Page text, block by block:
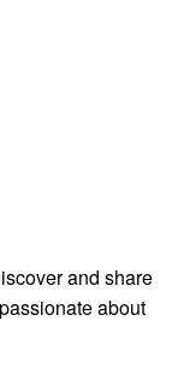
and share
about